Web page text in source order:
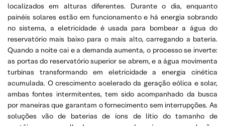
localizados em alturas diferentes. Durante o dia, enquanto
painéis solares estão em funcionamento e há energia sobrando
no sistema, a eletricidade é usada para bombear a água do
reservatório mais baixo para o mais alto, carregando a bateria.
Quando a noite cai e a demanda aumenta, o processo se inverte:
as portas do reservatório superior se abrem, e a água movimenta
turbinas transformando em eletricidade a energia cinética
acumulada. O crescimento acelerado da geração eólica e solar,
ambas fontes intermitentes, tem sido acompanhado da busca
por maneiras que garantam o fornecimento sem interrupções. As
soluções vão de baterias de íons de lítio do tamanho de